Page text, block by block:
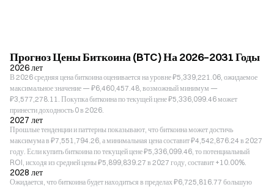
Прогноз Цены Биткоина (BTC) На 2026–2031 Годы
2026 лет
В 2026 средняя цена биткоина оценивается на уровне ₽5,339,221.06, ожидаемое
максимальное значение — ₽6,460,457.48, возможный минимум —
₽3,577,278.11. Покупка биткоина по текущей цене ₽5,336,099.46 может
принести доходность 0 в 2026.
2027 лет
Прошлые тенденции и паттерны показывают, что биткоина может достичь
максимума в ₽7,551,794.26, а минимальная цена составит ₽4,542,876.24 в 2027
году. Если купить биткоина по текущей цене ₽5,336,099.46, то потенциальный
ROI, исходя из средней цены ₽5,899,839.27 в 2027 году, составит +10.00%.
2028 лет
Ожидается, что биткоина будет находиться в пределах ₽6,725,816.77 большую